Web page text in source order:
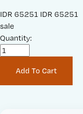
S
a
l
e
i
IDR 65251 O
n
a
IDR 65251
sale
Quantity:
Add To Cart